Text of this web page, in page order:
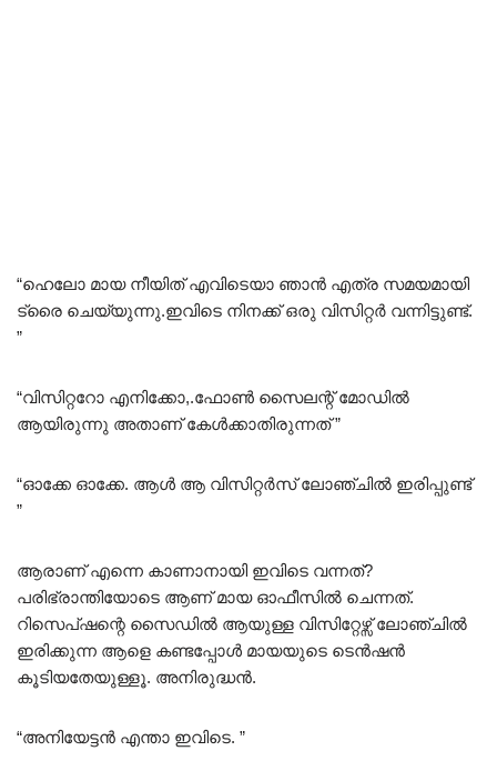
“ഹെലോ മായ നീയിത് എവിടെയാ ഞാൻ എത്ര സമയമായി
ട്രൈ ചെയ്യുന്നു.ഇവിടെ നിനക്ക് ഒരു വിസിറ്റർ വന്നിട്ടുണ്ട്.
”
“വിസിറ്ററോ എനിക്കോ,.ഫോൺ സൈലന്റ് മോഡിൽ
ആയിരുന്നു അതാണ് കേൾക്കാതിരുന്നത് ”
“ഓക്കേ ഓക്കേ. ആൾ ആ വിസിറ്റർസ് ലോഞ്ചിൽ ഇരിപ്പുണ്ട്
”
ആരാണ് എന്നെ കാണാനായി ഇവിടെ വന്നത്?
പരിഭ്രാന്തിയോടെ ആണ് മായ ഓഫീസിൽ ചെന്നത്.
റിസെപ്ഷന്റെ സൈഡിൽ ആയുള്ള വിസിറ്റേഴ്സ് ലോഞ്ചിൽ
ഇരിക്കുന്ന ആളെ കണ്ടപ്പോൾ മായയുടെ ടെൻഷൻ
കൂടിയതേയുള്ളൂ. അനിരുദ്ധൻ.
“അനിയേട്ടൻ എന്താ ഇവിടെ. ”